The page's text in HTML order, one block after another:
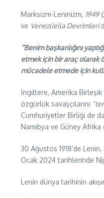
Marksizm-Leninizm, 1949
ve Venezüella Devrimleri
‘’Benim başkanlığını
etmek için bir araç olarak
mücadele etmede için
İngiltere, Amerika
özgürlük savaşçılarını
Cumhuriyetler Birliği de
Namibya ve Güney
30 Ağustos 1918’de Lenin,
Ocak 2024 tarihlerinde
Lenin dünya tarihinin